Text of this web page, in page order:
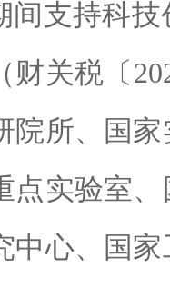
间支持科
财关税〔
院所、国
点实验室
中心、国